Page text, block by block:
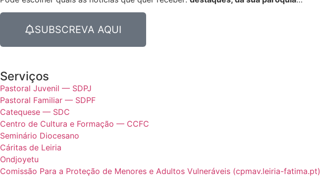
SUBSCREVA AQUI
Serviços
Pastoral Juvenil — SDPJ
Pastoral Familiar — SDPF
Catequese — SDC
Centro de Cultura e Formação — CCFC
Seminário Diocesano
Cáritas de Leiria
Ondjoyetu
Comissão Para a Proteção de Menores e Adultos Vulneráveis (cpmav.leiria-fatima.pt)